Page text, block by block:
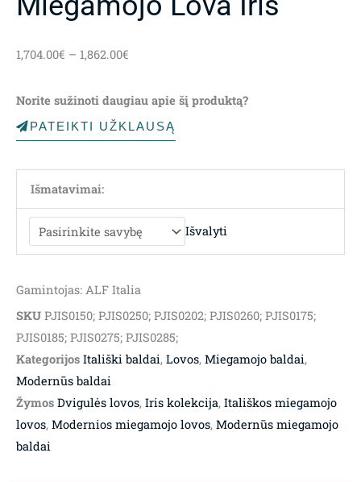
1,704.00€ – 1,862.00€
through
1,862.00€
Norite sužinoti daugiau apie šį produktą?
PATEIKTI UŽKLAUSĄ
Išmatavimai:
Išvalyti
Gamintojas: ALF Italia
SKU PJIS0150; PJIS0250; PJIS0202; PJIS0260; PJIS0175;
PJIS0185; PJIS0275; PJIS0285;
Kategorijos Itališki baldai, Lovos, Miegamojo baldai,
Modernūs baldai
Žymos Dvigulės lovos, Iris kolekcija, Itališkos miegamojo
lovos, Modernios miegamojo lovos, Modernūs miegamojo
baldai